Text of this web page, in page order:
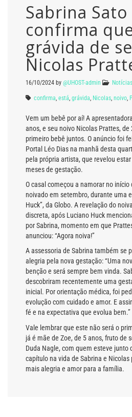
Sabrina Sato
confirma
grávida de
Nicolas
16/10/2024 by @UHOST-admin Notícias
confirma está grávida Nicolas noivo
Vem um bebê por aí! A
anos, e seu noivo Nicolas Prattes,
primeiro bebê juntos. O anúncio foi
Portal Léo Dias na manhã desta
pela própria artista, que revelou
meses de gestação.
O casal começou a namorar no
noivado em setembro, durante uma
Huck”, da Globo. A revelação do
discreta, após Luciano Huck
por Sabrina, momento em que
anunciou: “Agora noiva!”
A assessoria de Sabrina também se
alegria pela nova gestação: “Uma
benção e será sempre bem vinda.
descobriram recentemente uma
inicial. Por orientação médica, foi
evolução com cuidado e amor. E
fé e na expectativa que evolua bem.”
Vale lembrar que este não será o
já é mãe de Zoe, de 5 anos, fruto de
Duda Nagle, com quem esteve junto
capítulo na vida de Sabrina e
mais alegria e amor para a família.